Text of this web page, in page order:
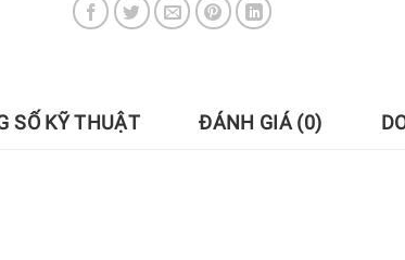
SỐ KỸ THUẬT ĐÁNH GIÁ (0)